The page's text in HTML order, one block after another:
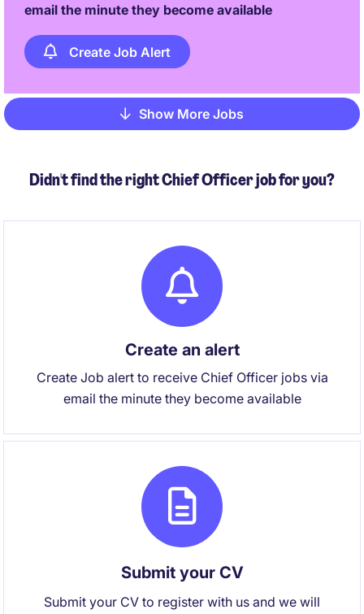
email the minute they become available
Create Job Alert
Pagination
Show More Jobs
Didn't find the right Chief Officer job for you?
Create an alert
Create Job alert to receive Chief Officer jobs via
email the minute they become available
Submit your CV
Submit your CV to register with us and we will